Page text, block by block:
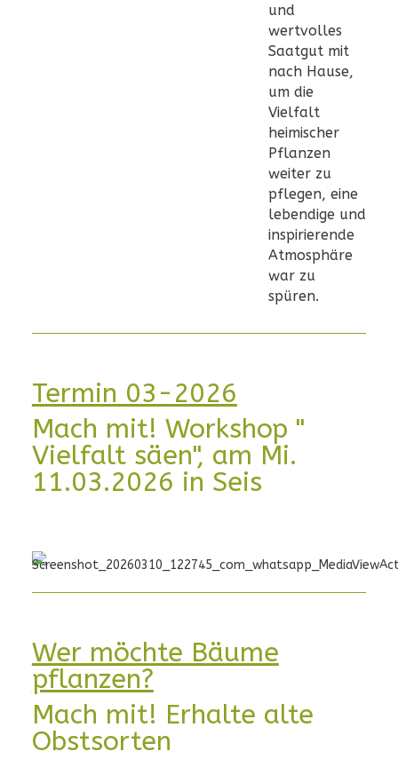
und
wertvolles
Saatgut mit
nach Hause,
um die
Vielfalt
heimischer
Pflanzen
weiter zu
pflegen, eine
lebendige und
inspirierende
Atmosphäre
war zu
spüren.
Termin 03-2026
Mach mit! Workshop "
Vielfalt säen", am Mi.
11.03.2026 in Seis
Wer möchte Bäume
pflanzen?
Mach mit! Erhalte alte
Obstsorten